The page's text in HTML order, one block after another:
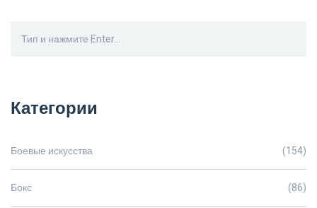
Категории
Боевые искусства (154)
Бокс (86)